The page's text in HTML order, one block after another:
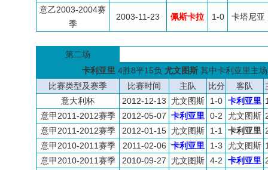
意乙2003-2004赛
季
2003-11-23 佩斯卡拉 1-0 卡塔尼亚
第二场
卡利亚里 4胜8平15负 尤文图斯 其中卡利亚里主
比赛类型及赛季
比赛时间 主队 比分 客队
意大利杯
2012-12-13 尤文图斯 1-0 卡利亚里
意甲2011-2012赛季
2012-05-07 卡利亚里 0-2 尤文图斯
意甲2011-2012赛季
2012-01-15 尤文图斯 1-1 卡利亚里
意甲2010-2011赛季
2011-02-06 卡利亚里 1-3 尤文图斯
意甲2010-2011赛季
2010-09-27 尤文图斯 4-2 卡利亚里